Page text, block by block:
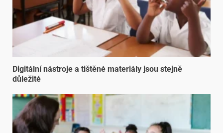
Digitální nástroje a tištěné materiály jsou stejně
důležité